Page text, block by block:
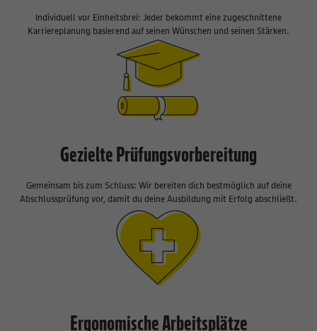
Individuell vor Einheitsbrei: Jeder bekommt eine zugeschnittene
Karriereplanung basierend auf seinen Wünschen und seinen Stärken.
Gezielte Prüfungsvorbereitung
Gemeinsam bis zum Schluss: Wir bereiten dich bestmöglich auf deine
Abschlussprüfung vor, damit du deine Ausbildung mit Erfolg abschließt.
Ergonomische Arbeitsplätze